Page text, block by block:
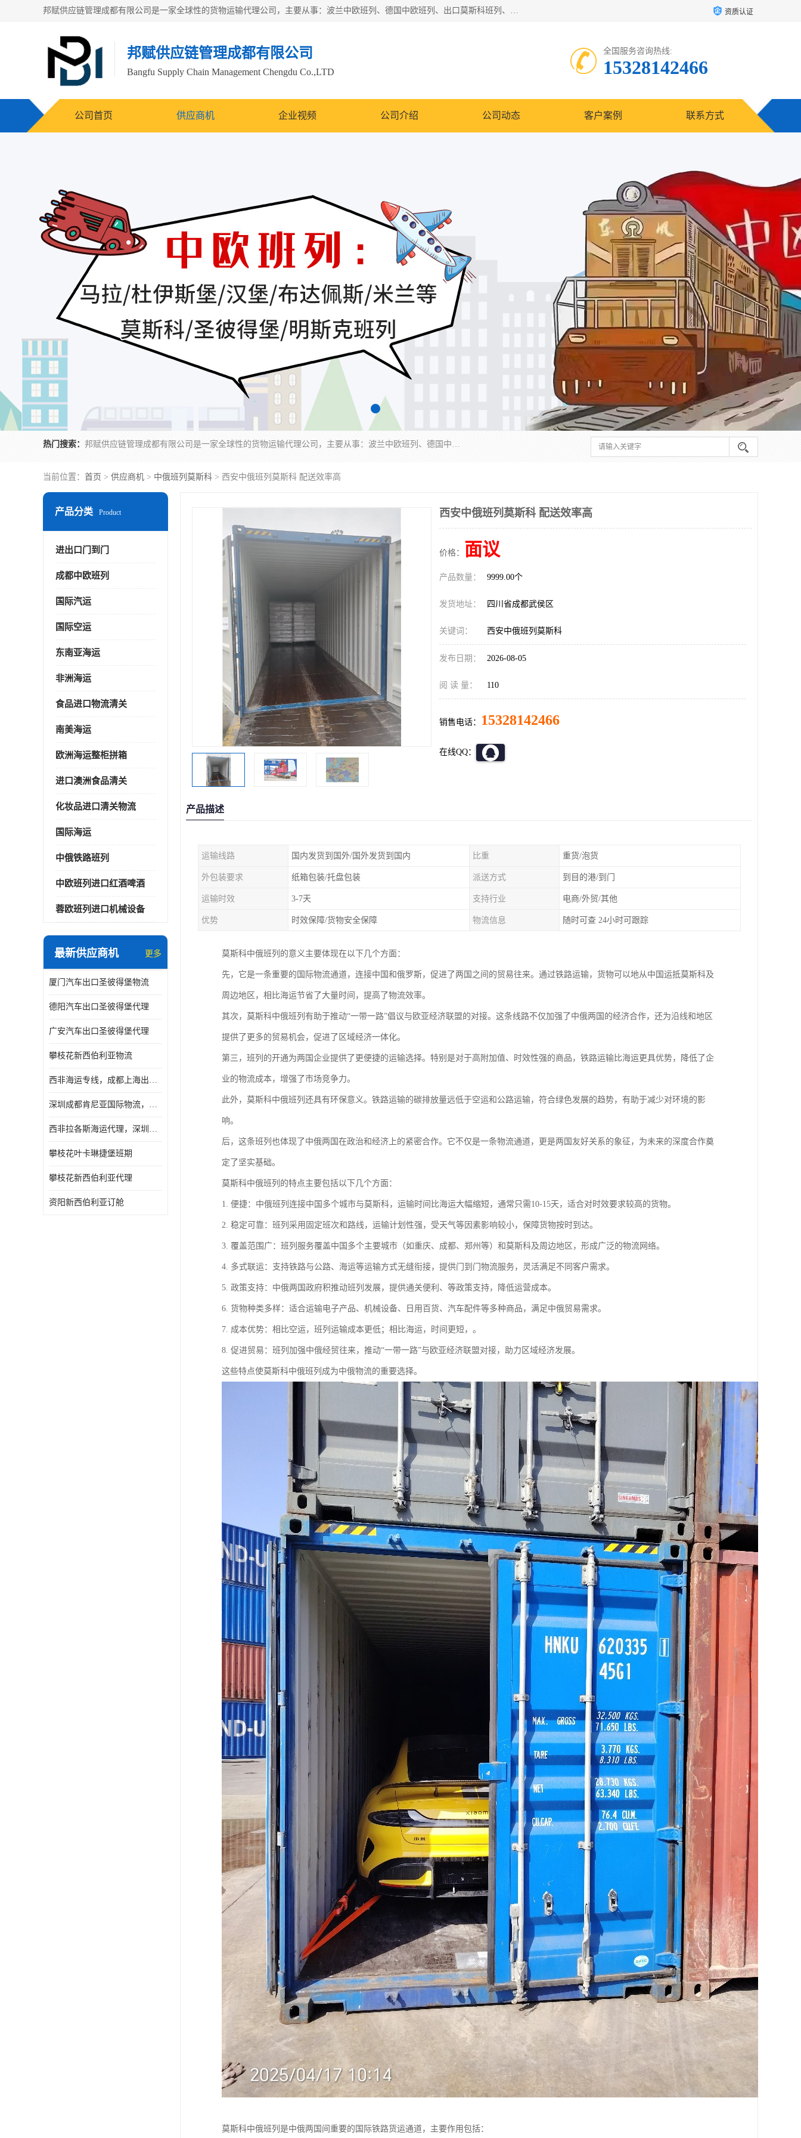
邦赋供应链管理成都有限公司是一家全球性的货物运输代理公司，主要从事：波兰中欧班列、德国中欧班列、出口莫斯科班列、中欧班列进口、蓉欧铁路、成都出口空运等业务，同时亦提供报关、报检、仓储、码头操作等服务。 资质认证
邦赋供应链管理成都有限公司
Bangfu Supply Chain Management Chengdu Co.,LTD
全国服务咨询热线:
15328142466
公司首页 供应商机 企业视频 公司介绍 公司动态 客户案例 联系方式
热门搜索： 邦赋供应链管理成都有限公司是一家全球性的货物运输代理公司，主要从事：波兰中欧班列、德国中欧班列、出口莫斯科班列、中欧班列进口、蓉欧铁路、成都出口空运等业务，同时亦提供报关、报检、仓储、码头操作等服务。
当前位置： 首页 > 供应商机 > 中俄班列莫斯科 > 西安中俄班列莫斯科 配送效率高
产品分类 Product
进出口门到门
成都中欧班列
国际汽运
国际空运
东南亚海运
非洲海运
食品进口物流清关
南美海运
欧洲海运整柜拼箱
进口澳洲食品清关
化妆品进口清关物流
国际海运
中俄铁路班列
中欧班列进口红酒啤酒
蓉欧班列进口机械设备
最新供应商机 更多
厦门汽车出口圣彼得堡物流
德阳汽车出口圣彼得堡代理
广安汽车出口圣彼得堡代理
攀枝花新西伯利亚物流
西非海运专线，成都上海出口纳米比亚海运
深圳成都肯尼亚国际物流，成都非洲物流公司
西非拉各斯海运代理，深圳成都拉各斯海运
攀枝花叶卡琳捷堡班期
攀枝花新西伯利亚代理
资阳新西伯利亚订舱
西安中俄班列莫斯科 配送效率高
价格： 面议
产品数量： 9999.00个
发货地址： 四川省成都武侯区
关键词： 西安中俄班列莫斯科
发布日期： 2026-08-05
阅 读 量： 110
销售电话： 15328142466
在线QQ：
产品描述
运输线路 国内发货到国外/国外发货到国内 比重 重货/泡货
外包装要求 纸箱包装/托盘包装 派送方式 到目的港/到门
运输时效 3-7天 支持行业 电商/外贸/其他
优势 时效保障/货物安全保障 物流信息 随时可查 24小时可跟踪
莫斯科中俄班列的意义主要体现在以下几个方面：
先，它是一条重要的国际物流通道，连接中国和俄罗斯，促进了两国之间的贸易往来。通过铁路运输，货物可以地从中国运抵莫斯科及
周边地区，相比海运节省了大量时间，提高了物流效率。
其次，莫斯科中俄班列有助于推动“一带一路”倡议与欧亚经济联盟的对接。这条线路不仅加强了中俄两国的经济合作，还为沿线和地区
提供了更多的贸易机会，促进了区域经济一体化。
第三，班列的开通为两国企业提供了更便捷的运输选择。特别是对于高附加值、时效性强的商品，铁路运输比海运更具优势，降低了企
业的物流成本，增强了市场竞争力。
此外，莫斯科中俄班列还具有环保意义。铁路运输的碳排放量远低于空运和公路运输，符合绿色发展的趋势，有助于减少对环境的影
响。
后，这条班列也体现了中俄两国在政治和经济上的紧密合作。它不仅是一条物流通道，更是两国友好关系的象征，为未来的深度合作奠
定了坚实基础。
莫斯科中俄班列的特点主要包括以下几个方面：
1. 便捷：中俄班列连接中国多个城市与莫斯科，运输时间比海运大幅缩短，通常只需10-15天，适合对时效要求较高的货物。
2. 稳定可靠：班列采用固定班次和路线，运输计划性强，受天气等因素影响较小，保障货物按时到达。
3. 覆盖范围广：班列服务覆盖中国多个主要城市（如重庆、成都、郑州等）和莫斯科及周边地区，形成广泛的物流网络。
4. 多式联运：支持铁路与公路、海运等运输方式无缝衔接，提供门到门物流服务，灵活满足不同客户需求。
5. 政策支持：中俄两国政府积推动班列发展，提供通关便利、等政策支持，降低运营成本。
6. 货物种类多样：适合运输电子产品、机械设备、日用百货、汽车配件等多种商品，满足中俄贸易需求。
7. 成本优势：相比空运，班列运输成本更低；相比海运，时间更短，。
8. 促进贸易：班列加强中俄经贸往来，推动“一带一路”与欧亚经济联盟对接，助力区域经济发展。
这些特点使莫斯科中俄班列成为中俄物流的重要选择。
莫斯科中俄班列是中俄两国间重要的国际铁路货运通道，主要作用包括：